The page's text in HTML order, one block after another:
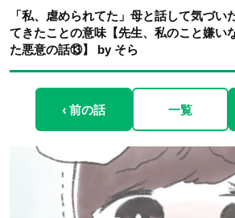
「私、虐められてた」母と話して気づい
てきたことの意味【先生、私のこと嫌い
た悪意の話⑬】 by そら
‹ 前の話 一覧